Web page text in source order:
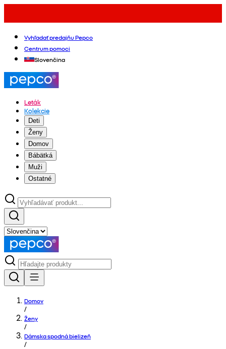
Vyhľadať predajňu Pepco
Centrum pomoci
Slovenčina
Leták
Kolekcie
Deti
Ženy
Domov
Bábätká
Muži
Ostatné
Domov
/
Ženy
/
Dámska spodná bielizeň
/